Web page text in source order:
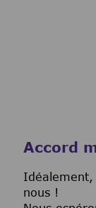
Accord
I
nous !